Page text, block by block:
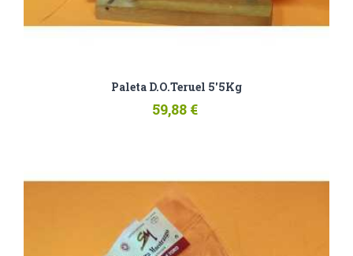
Paleta D.O.Teruel 5'5Kg
59,88 €